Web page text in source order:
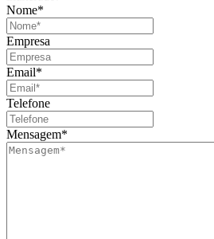
Nome*
Empresa
Email*
Telefone
Mensagem*